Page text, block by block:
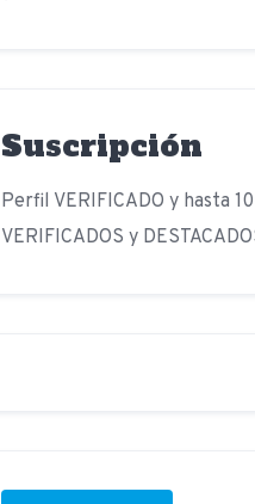
Suscripción
Perfil VERIFICADO y hasta
VERIFICADOS y